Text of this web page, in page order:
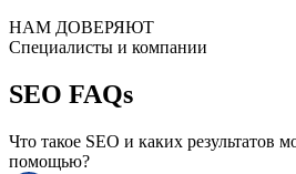
НАМ ДОВЕРЯЮТ
Специалисты и компании
SEO FAQs
Что такое SEO и каких результатов
помощью?